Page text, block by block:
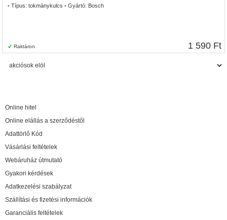
Raktáron
• Típus: tokmánykulcs • Gyártó: Bosch
1 590 Ft
Online hitel
Online elállás a szerződéstől
Adattörlő Kód
Vásárlási feltételek
Webáruház útmutató
Gyakori kérdések
Adatkezelési szabályzat
Szállítási és fizetési információk
Garanciális feltételek